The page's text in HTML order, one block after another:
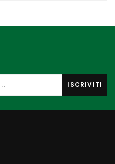
ISCRIVITI